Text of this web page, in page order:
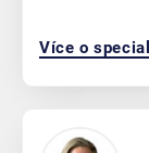
Více o